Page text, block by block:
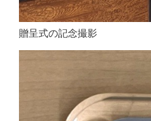
贈呈式の記念撮影